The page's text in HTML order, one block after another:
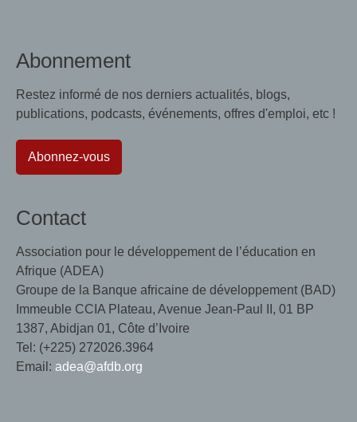
Abonnement
Restez informé de nos derniers actualités, blogs,
publications, podcasts, événements, offres d'emploi, etc !
Abonnez-vous
Contact
Association pour le développement de l’éducation en
Afrique (ADEA)
Groupe de la Banque africaine de développement (BAD)
Immeuble CCIA Plateau, Avenue Jean-Paul II, 01 BP
1387, Abidjan 01, Côte d’Ivoire
Tel: (+225) 272026.3964
Email: adea@afdb.org